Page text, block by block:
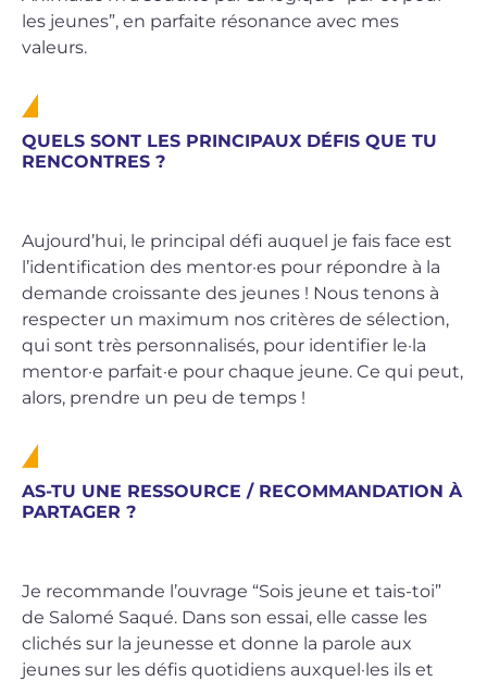
les jeunes”, en parfaite résonance avec mes
valeurs.
QUELS SONT LES PRINCIPAUX DÉFIS QUE TU
RENCONTRES ?
Aujourd’hui, le principal défi auquel je fais face est
l’identification des mentor·es pour répondre à la
demande croissante des jeunes ! Nous tenons à
respecter un maximum nos critères de sélection,
qui sont très personnalisés, pour identifier le·la
mentor·e parfait·e pour chaque jeune. Ce qui peut,
alors, prendre un peu de temps !
AS-TU UNE RESSOURCE / RECOMMANDATION À
PARTAGER ?
Je recommande l’ouvrage “Sois jeune et tais-toi”
de Salomé Saqué. Dans son essai, elle casse les
clichés sur la jeunesse et donne la parole aux
jeunes sur les défis quotidiens auxquel·les ils et